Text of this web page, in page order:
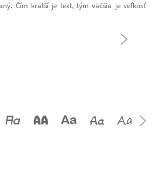
Čím kratší je text, tým väčšia je veľkosť